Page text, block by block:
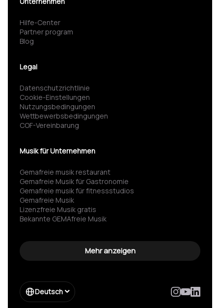
Hilfe-Center
Partner program
Blog
Legal
Datenschutzrichtlinie
Cookie-Einstellungen
Nutzungsbedingungen
Wettbewerbsbedingungen
COF-Vereinbarung
Musik für Unternehmen
Gemafreie musik restaurant
Gemafreie Musik für Gastronomie
Gemafreie musik für fitness­studios
Gemafreie Musik
Lizenzfreie Musik gratis
Bekannte GEMAfreie Musik
Gemafreie wartemusik
Hintergrundmusik für werbung
Enterprise
Form Enterprise
Moebelkette gema einsparung
Mehr anzeigen
Deutsch